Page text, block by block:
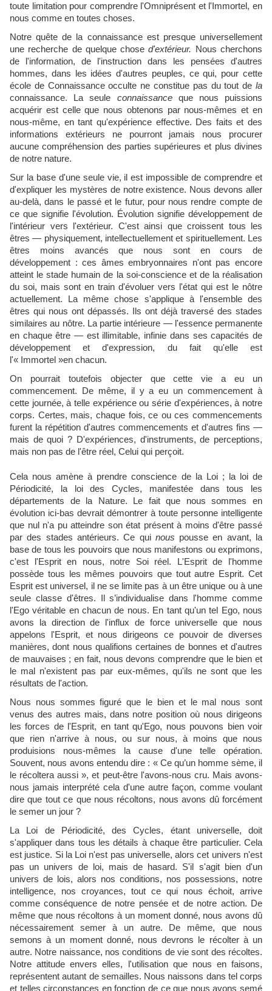
toute limitation pour comprendre l'Omniprésent et l'Immortel, en
nous comme en toutes choses.
Notre quête de la connaissance est presque universellement
une recherche de quelque chosed'extérieur.
Nous cherchons
de l'information, de l'instruction dans les pensées d'autres
hommes, dans les idées d'autres peuples, ce qui, pour cette
école de Connaissance occulte ne constitue pas du tout de la
connaissance. La seule connaissance que nous puissions
acquérir est celle que nous obtenons par nous-mêmes et en
nous-même, en tant qu'expérience effective. Des faits et des
informations extérieurs ne pourront jamais nous procurer
aucune compréhension des parties supérieures et plus divines
de notre nature.
Sur la base d'une seule vie, il est impossible de comprendre et
d'expliquer les mystères de notre existence. Nous devons aller
au-delà, dans le passé et le futur, pour nous rendre compte de
ce que signifie l'évolution. Évolution signifie développement de
l'intérieur vers l'extérieur. C'est ainsi que croissent tous les
êtres — physiquement, intellectuellement et spirituellement. Les
êtres moins avancés que nous sont en cours de
développement : ces âmes embryonnaires n'ont pas encore
atteint le stade humain de la soi-conscience et de la réalisation
du soi, mais sont en train d'évoluer vers l'état qui est le nôtre
actuellement. La même chose s'applique à l'ensemble des
êtres qui nous ont dépassés. Ils ont déjà traversé des stades
similaires au nôtre. La partie intérieure — l'essence permanente
en chaque être — est illimitable, infinie dans ses capacités de
développement et d'expression, du fait qu'elle est
l'« Immortel »en chacun.
On pourrait toutefois objecter que cette vie a eu un
commencement. De même, il y a eu un commencement à
cette journée, à telle expérience ou série d'expériences, à notre
corps. Certes, mais, chaque fois, ce ou ces commencements
furent la répétition d'autres commencements et d'autres fins —
mais de quoi ? D'expériences, d'instruments, de perceptions,
mais non pas de l'être réel, Celui qui perçoit.
Cela nous amène à prendre conscience de la Loi ; la loi de
Périodicité, la loi des Cycles, manifestée dans tous les
départements de la Nature. Le fait que nous sommes en
évolution ici-bas devrait démontrer à toute personne intelligente
que nul n'a pu atteindre son état présent à moins d'être passé
par des stades antérieurs. Ce qui nous pousse en avant, la
base de tous les pouvoirs que nous manifestons ou exprimons,
c'est l'Esprit en nous, notre Soi réel. L'Esprit de l'homme
possède tous les mêmes pouvoirs que tout autre Esprit. Cet
Esprit est universel, il ne se limite pas à un être unique ou à une
seule classe d'êtres. Il s’individualise dans l'homme comme
l'Ego véritable en chacun de nous. En tant qu'un tel Ego, nous
avons la direction de l'influx de force universelle que nous
appelons l'Esprit, et nous dirigeons ce pouvoir de diverses
manières, dont nous qualifions certaines de bonnes et d'autres
de mauvaises ; en fait, nous devons comprendre que le bien et
le mal n'existent pas par eux-mêmes, qu'ils ne sont que les
résultats de l'action.
Nous nous sommes figuré que le bien et le mal nous sont
venus des autres mais, dans notre position où nous dirigeons
les forces de l'Esprit, en tant qu'Ego, nous pouvons bien voir
que rien n'arrive à nous, ou sur nous, à moins que nous
produisions nous-mêmes la cause d'une telle opération.
Souvent, nous avons entendu dire : « Ce qu’un homme sème, il
le récoltera aussi », et peut-être l'avons-nous cru. Mais avons-
nous jamais interprété cela d'une autre façon, comme voulant
dire que tout ce que nous récoltons, nous avons dû forcément
le semer un jour ?
La Loi de Périodicité, des Cycles, étant universelle, doit
s'appliquer dans tous les détails à chaque être particulier. Cela
est justice. Si la Loi n'est pas universelle, alors cet univers n'est
pas un univers de loi, mais de hasard. S'il s'agit bien d'un
univers de lois, alors nos conditions, nos possessions, notre
intelligence, nos croyances, tout ce qui nous échoit, arrive
comme conséquence de notre pensée et de notre action. De
même que nous récoltons à un moment donné, nous avons dû
nécessairement semer à un autre. De même, que nous
semons à un moment donné, nous devrons le récolter à un
autre. Notre naissance, nos conditions de vie sont des récoltes.
Notre attitude envers elles, l'utilisation que nous en faisons,
représentent autant de semailles. Nous naissons dans tel corps
et telles circonstances en fonction de ce que nous avons semé